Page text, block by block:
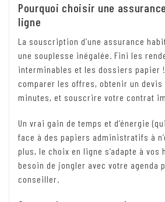
Pourquoi choisir une
ligne
La souscription d’une assurance
une souplesse inégalée. Fini les
interminables et les dossiers papier !
comparer les offres, obtenir un devis
minutes, et souscrire votre contrat
Un vrai gain de temps et d’énergie
face à des papiers administratifs à
plus, le choix en ligne s’adapte à vos
besoin de jongler avec votre agenda
conseiller.